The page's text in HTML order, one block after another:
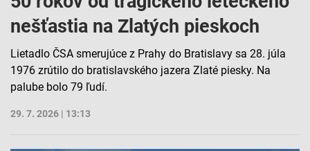
nešťastia na Zlatých pieskoch
Lietadlo ČSA smerujúce z Prahy do Bratislavy sa 28. júla
1976 zrútilo do bratislavského jazera Zlaté piesky. Na
palube bolo 79 ľudí.
29. 7. 2026 | 13:13